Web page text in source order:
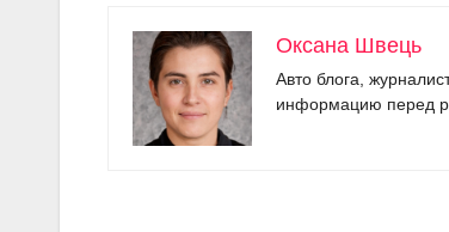
Оксана Швець
Авто блога,
информацию перед